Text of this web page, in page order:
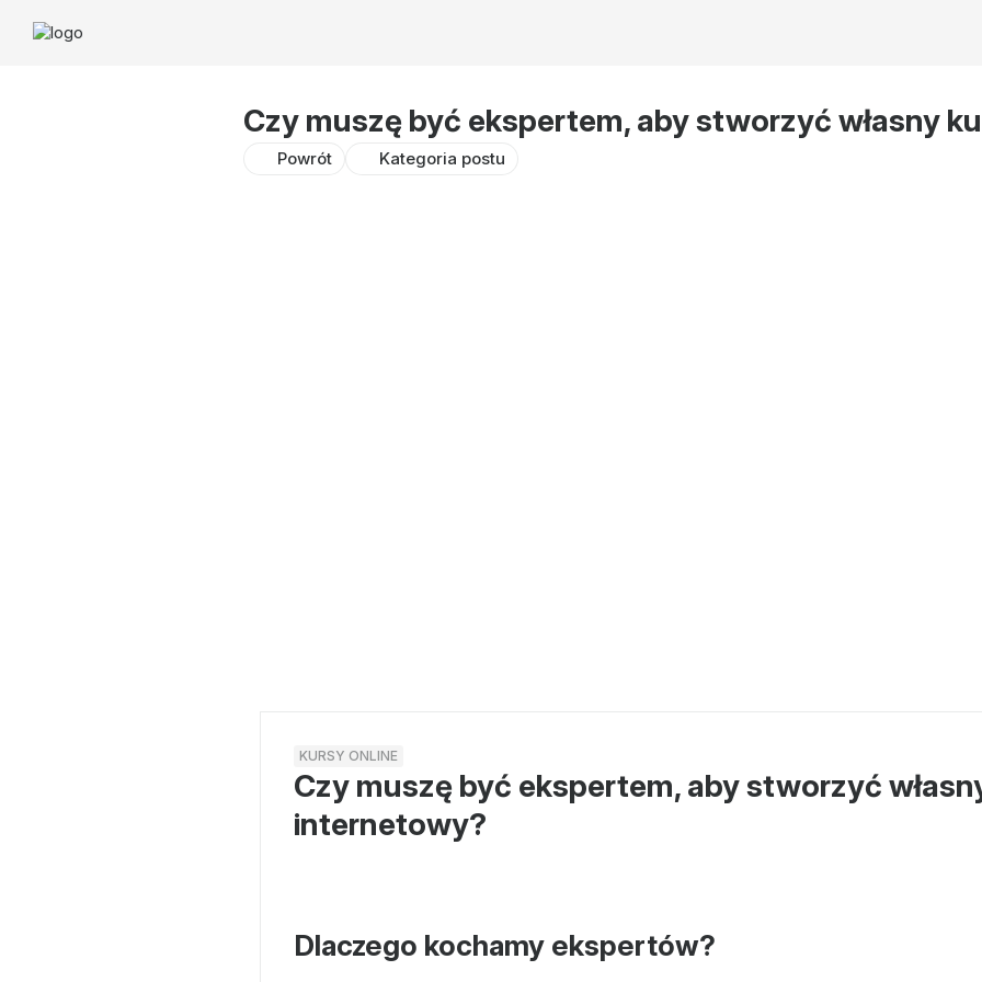
Czy muszę być ekspertem, aby stworzyć własny
Powrót Kategoria postu
KURSY ONLINE
Czy muszę być ekspertem, aby stworzyć
internetowy?
Dlaczego kochamy ekspertów?